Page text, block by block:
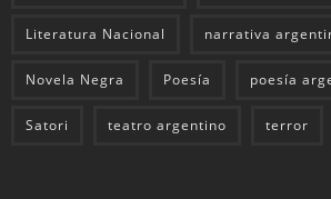
Literatura Nacional narrativa
Novela Negra Poesía poesía
Satori teatro argentino terror